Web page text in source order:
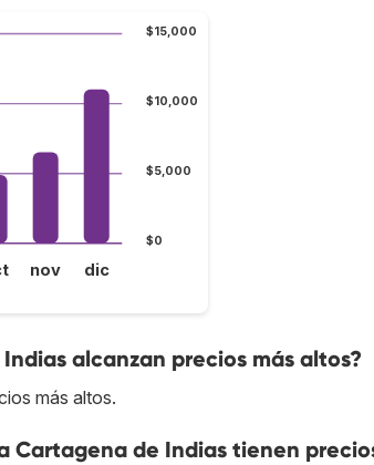
$0
$5,000
$10,000
$15,000
nov dic
alcanzan precios más altos?
más altos.
Cartagena de Indias tienen